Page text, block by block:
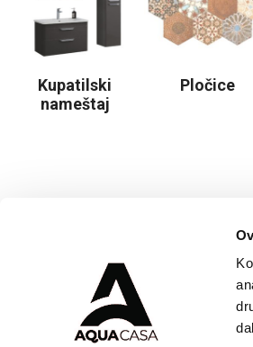
Kupatilski
nameštaj
Pločice